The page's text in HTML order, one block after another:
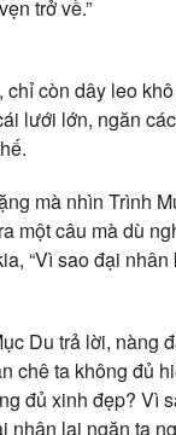
trở về.”
chỉ còn dây leo
lưới lớn, ngăn
mà nhìn Trình
một câu mà dù
“Vì sao đại nhân
Du trả lời, nàng
chê ta không đủ
đủ xinh đẹp? Vì
nhân lại ngăn ta